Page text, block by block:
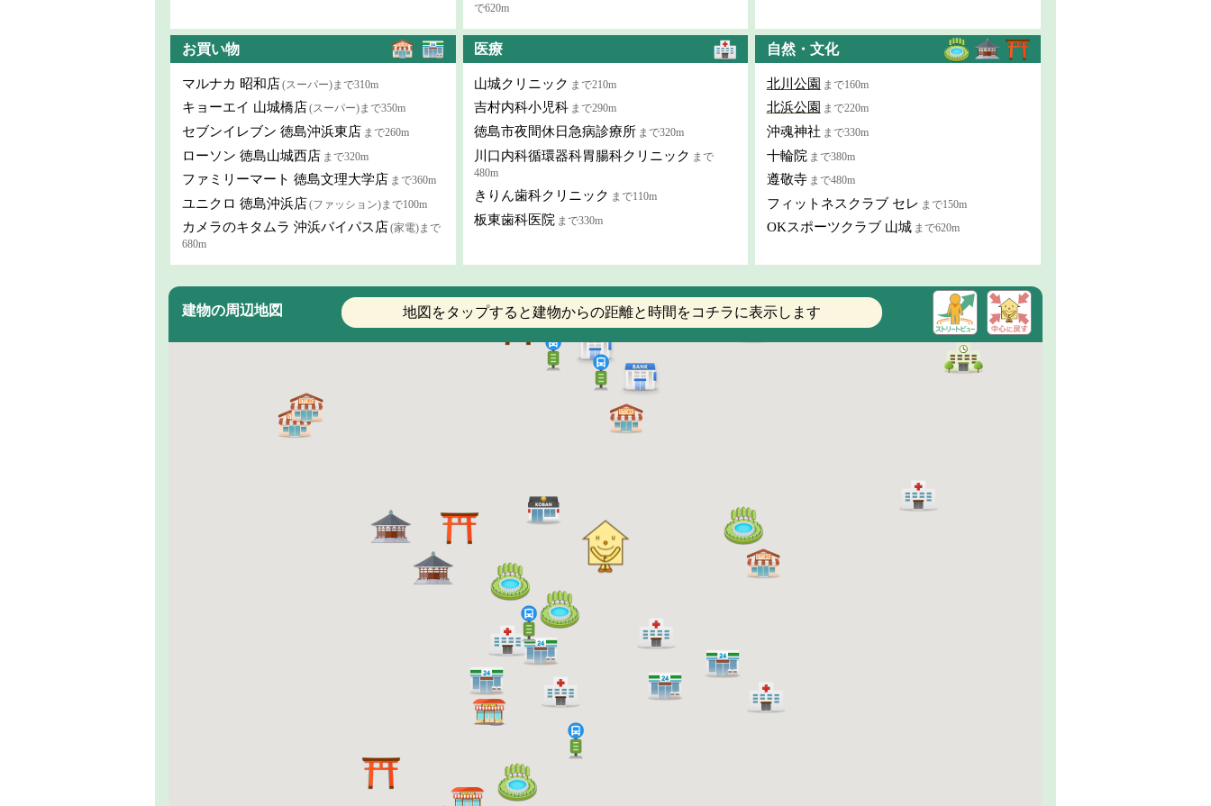
で620m
お買い物
マルナカ 昭和店(スーパー)まで310m
キョーエイ 山城橋店(スーパー)まで350m
セブンイレブン 徳島沖浜東店 まで260m
ローソン 徳島山城西店 まで320m
ファミリーマート 徳島文理大学店 まで360m
ユニクロ 徳島沖浜店(ファッション)まで100m
カメラのキタムラ 沖浜バイパス店(家電)まで
680m
医療
山城クリニック まで210m
吉村内科小児科 まで290m
徳島市夜間休日急病診療所 まで320m
川口内科循環器科胃腸科クリニック まで
480m
きりん歯科クリニック まで110m
板東歯科医院 まで330m
自然・文化
北川公園 まで160m
北浜公園 まで220m
沖魂神社 まで330m
十輪院 まで380m
遵敬寺 まで480m
フィットネスクラブ セレ まで150m
OKスポーツクラブ 山城 まで620m
建物の周辺地図 地図をタップすると建物からの距離と時間をコチラに表示します